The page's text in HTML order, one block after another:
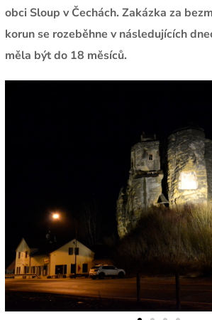
obci Sloup v Čechách. Zakázka za
korun se rozeběhne v následujících
měla být do 18 měsíců.